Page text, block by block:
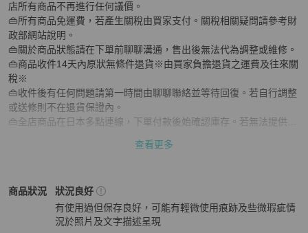
店所有商品不再進行任何議價。
👜所有商品免運費，若產生關稅由買家支付。關稅相關疑問請參考財
政部網站說明。
👜關於商品狀態請在下單前聊聊溝通，售出後無法代為調整或維修。
👜商品收件14天內原狀無條件退貨※由買家負擔退貨之運費及往來關
稅※
👜收件後有任何問題請第一時間由聊聊聯絡並等待回復。若自行調整
或送修則不在退貨保證內。
👜全店商品在日本多點連線，下單付款後始確認庫存。若無法提供商
👜庫存確認後於7個日本工作天內出貨直寄買家地址。
配件，表示不附任何配件。
👜所有手錶商品皆不保證防水功能。
👜商品照片皆與商品同時上架，不會進行補拍。出貨前會再次確認商
查看更多
商品狀況
Corum女錶商品狀態與細節
狀況良好
有使用過但保存良好，可能有輕微使用痕跡及些微瑕疵情
況於照片及文字描述呈現